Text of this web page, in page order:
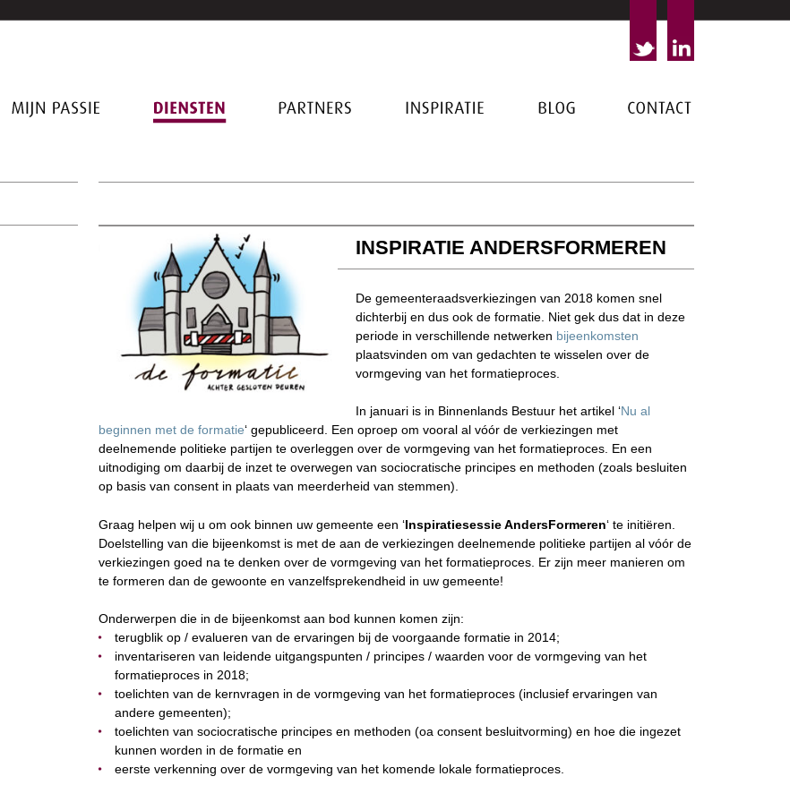
PASSIE
INSPIRATIE ANDERSFORMEREN
De gemeenteraadsverkiezingen van 2018 komen snel
dichterbij en dus ook de formatie. Niet gek dus dat in deze
periode in verschillende netwerken bijeenkomsten
plaatsvinden om van gedachten te wisselen over de
vormgeving van het formatieproces.
In januari is in Binnenlands Bestuur het artikel ‘Nu al
beginnen met de formatie‘ gepubliceerd. Een oproep om vooral al vóór de verkiezingen met
deelnemende politieke partijen te overleggen over de vormgeving van het formatieproces. En een
uitnodiging om daarbij de inzet te overwegen van sociocratische principes en methoden (zoals besluiten
op basis van consent in plaats van meerderheid van stemmen).
Graag helpen wij u om ook binnen uw gemeente een ‘Inspiratiesessie AndersFormeren‘ te initiëren.
Doelstelling van die bijeenkomst is met de aan de verkiezingen deelnemende politieke partijen al vóór de
verkiezingen goed na te denken over de vormgeving van het formatieproces. Er zijn meer manieren om
te formeren dan de gewoonte en vanzelfsprekendheid in uw gemeente!
Onderwerpen die in de bijeenkomst aan bod kunnen komen zijn:
terugblik op / evalueren van de ervaringen bij de voorgaande formatie in 2014;
inventariseren van leidende uitgangspunten / principes / waarden voor de vormgeving van het
formatieproces in 2018;
toelichten van de kernvragen in de vormgeving van het formatieproces (inclusief ervaringen van
andere gemeenten);
toelichten van sociocratische principes en methoden (oa consent besluitvorming) en hoe die ingezet
kunnen worden in de formatie en
eerste verkenning over de vormgeving van het komende lokale formatieproces.